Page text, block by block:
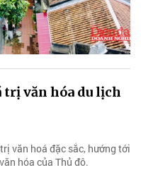
trị văn hóa du lịch
văn hoá đặc sắc, hướng tới
hóa của Thủ đô.